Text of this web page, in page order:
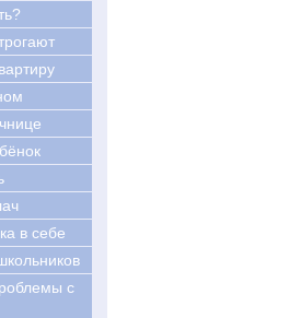
в себе
с